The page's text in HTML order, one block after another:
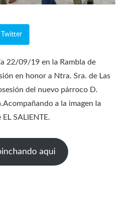
Twitter
22/09/19 en la Rambla de
en honor a Ntra. Sra. de Las
del nuevo párroco D.
a la imagen la
SALIENTE.
aqui